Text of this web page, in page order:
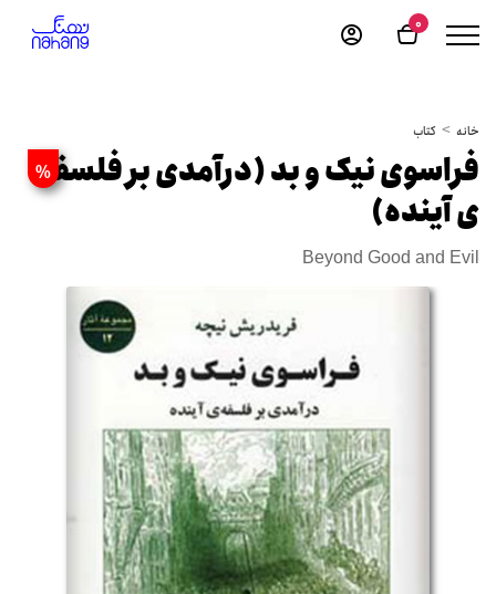
0
خانه کتاب
%
فراسوی نیک و بد (درآمدی بر فلسفه
ی آینده)
Beyond Good and Evil